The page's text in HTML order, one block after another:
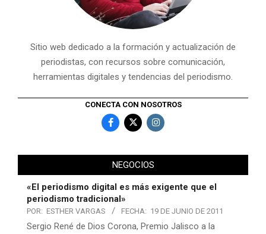
Sitio web dedicado a la formación y actualización de
periodistas, con recursos sobre comunicación,
herramientas digitales y tendencias del periodismo.
CONECTA CON NOSOTROS
NEGOCIOS
«El periodismo digital es más exigente que el
periodismo tradicional»
POR: ESTHER VARGAS FECHA: 19 DE JUNIO DE 2011
Sergio René de Dios Corona, Premio Jalisco a la